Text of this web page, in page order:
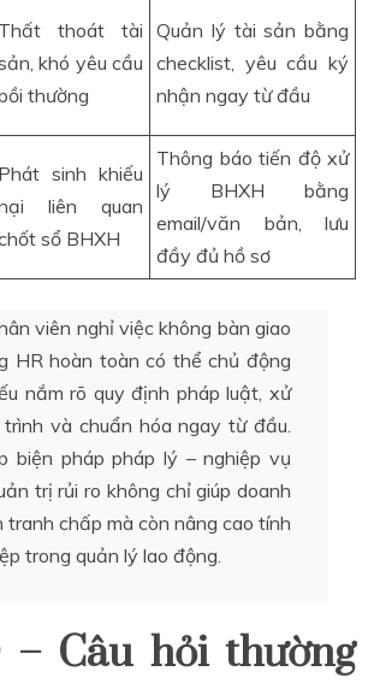
Thất thoát tài
khó yêu cầu
thường
Quản lý tài sản bằng
checklist, yêu cầu ký
nhận ngay từ đầu
Phát sinh khiếu
liên quan
sổ BHXH
Thông báo tiến độ xử
lý BHXH bằng
email/văn bản, lưu
đầy đủ hồ sơ
viên nghỉ việc không bàn giao
HR hoàn toàn có thể chủ động
nắm rõ quy định pháp luật, xử
và chuẩn hóa ngay từ đầu.
biện pháp pháp lý – nghiệp vụ
trị rủi ro không chỉ giúp doanh
tranh chấp mà còn nâng cao tính
trong quản lý lao động.
– Câu hỏi thường